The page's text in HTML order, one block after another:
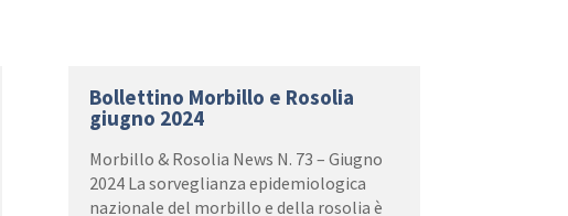
Bollettino Morbillo e Rosolia
giugno 2024
Morbillo & Rosolia News N. 73 – Giugno
2024 La sorveglianza epidemiologica
nazionale del morbillo e della rosolia è